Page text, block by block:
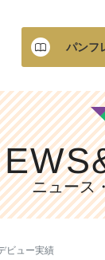
パンフ
ニュース
ビュー実績